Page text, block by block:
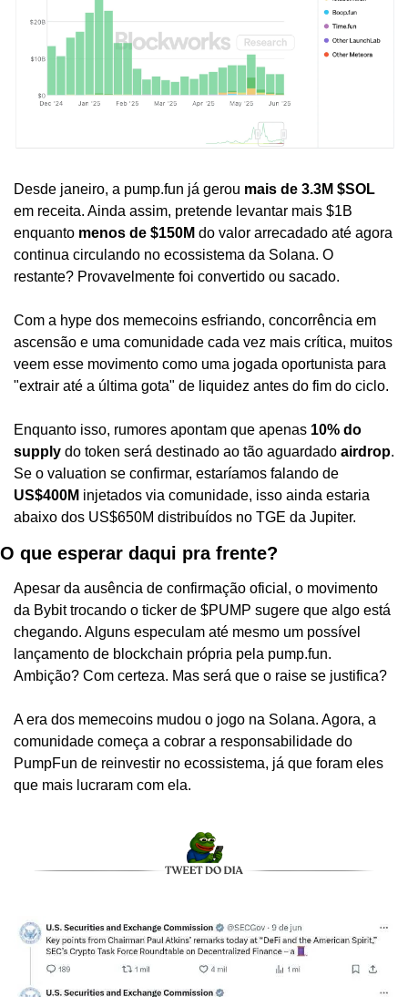
Desde janeiro, a pump.fun já gerou mais de 3.3M $SOL
em receita. Ainda assim, pretende levantar mais $1B
enquanto menos de $150M do valor arrecadado até agora
continua circulando no ecossistema da Solana. O
restante? Provavelmente foi convertido ou sacado.
Com a hype dos memecoins esfriando, concorrência em
ascensão e uma comunidade cada vez mais crítica, muitos
veem esse movimento como uma jogada oportunista para
"extrair até a última gota" de liquidez antes do fim do ciclo.
Enquanto isso, rumores apontam que apenas 10% do
supply do token será destinado ao tão aguardado airdrop.
US$400M injetados via comunidade, isso ainda estaria
abaixo dos US$650M distribuídos no TGE da Jupiter.
O que esperar daqui pra frente?
Apesar da ausência de confirmação oficial, o movimento
da Bybit trocando o ticker de $PUMP sugere que algo está
chegando. Alguns especulam até mesmo um possível
lançamento de blockchain própria pela pump.fun.
Ambição? Com certeza. Mas será que o raise se justifica?
A era dos memecoins mudou o jogo na Solana. Agora, a
comunidade começa a cobrar a responsabilidade do
PumpFun de reinvestir no ecossistema, já que foram eles
que mais lucraram com ela.